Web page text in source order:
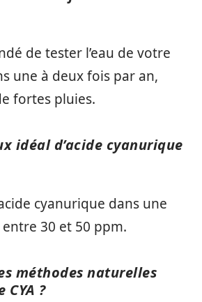
de tester l’eau de votre
une à deux fois par an,
fortes pluies.
idéal d’acide cyanurique
cyanurique dans une
30 et 50 ppm.
méthodes naturelles
?